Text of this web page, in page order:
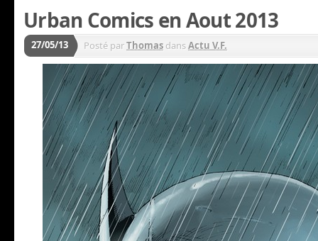
Urban Comics en Aout 2013
27/05/13 Posté parThomas dansActu V.F.